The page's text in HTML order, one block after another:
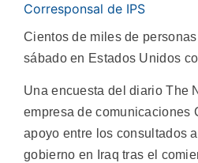
Corresponsal de IPS
Cientos de miles de
sábado en Estados Unidos
Una encuesta del diario The
empresa de comunicaciones
apoyo entre los consultados
gobierno en Iraq tras el